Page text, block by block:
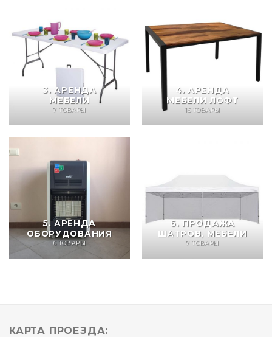
3. АРЕНДА
МЕБЕЛИ
7 ТОВАРЫ
4. АРЕНДА
МЕБЕЛИ ЛОФТ
15 ТОВАРЫ
5. АРЕНДА
ОБОРУДОВАНИЯ
6 ТОВАРЫ
6. ПРОДАЖА
ШАТРОВ, МЕБЕЛИ
7 ТОВАРЫ
КАРТА ПРОЕЗДА: